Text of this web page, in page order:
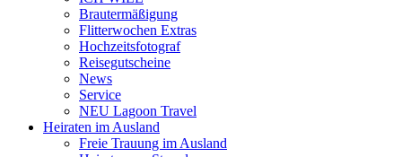
Brautermäßigung
Flitterwochen Extras
Hochzeitsfotograf
Reisegutscheine
News
Service
NEU Lagoon Travel
Heiraten im Ausland
Freie Trauung im Ausland